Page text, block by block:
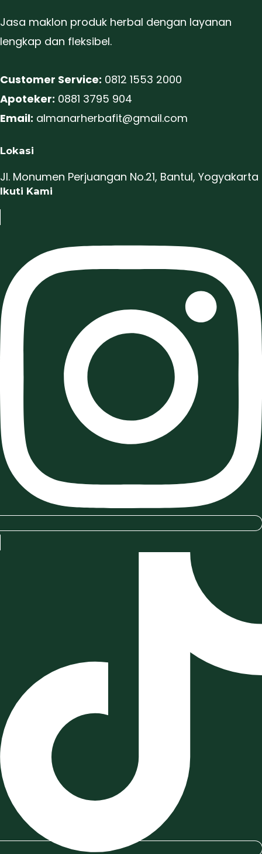
Jasa maklon produk herbal dengan layanan
lengkap dan fleksibel.
Customer Service: 0812 1553 2000
Apoteker: 0881 3795 904
Email: almanarherbafit@gmail.com
Lokasi
Jl. Monumen Perjuangan No.21, Bantul, Yogyakarta
Ikuti Kami